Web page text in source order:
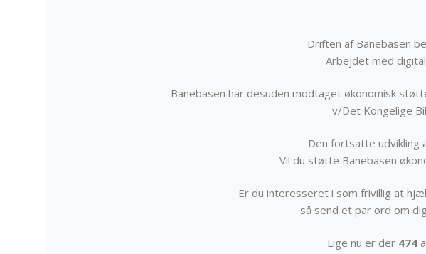
Driften af Banebasen
Arbejdet med
Banebasen har desuden modtaget økonomisk
v/Det Kongelige
Den fortsatte udvikling
Vil du støtte Banebasen
Er du interesseret i som frivillig at
så send et par ord om
Lige nu er der 474